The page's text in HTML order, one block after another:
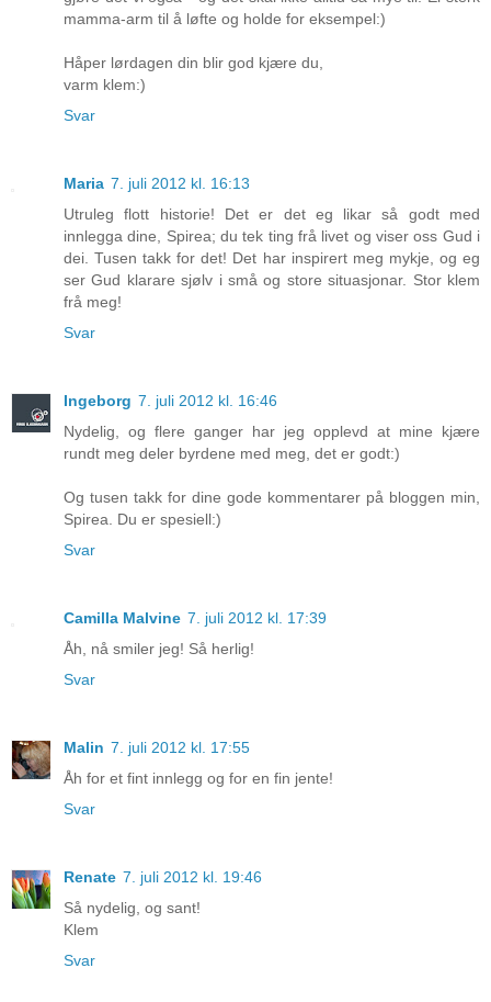
mamma-arm til å løfte og holde for eksempel:)
Håper lørdagen din blir god kjære du,
varm klem:)
Svar
Maria 7. juli 2012 kl. 16:13
Utruleg flott historie! Det er det eg likar så godt med
innlegga dine, Spirea; du tek ting frå livet og viser oss Gud i
dei. Tusen takk for det! Det har inspirert meg mykje, og eg
ser Gud klarare sjølv i små og store situasjonar. Stor klem
frå meg!
Svar
Ingeborg 7. juli 2012 kl. 16:46
Nydelig, og flere ganger har jeg opplevd at mine kjære
rundt meg deler byrdene med meg, det er godt:)
Og tusen takk for dine gode kommentarer på bloggen min,
Spirea. Du er spesiell:)
Svar
Camilla Malvine 7. juli 2012 kl. 17:39
Åh, nå smiler jeg! Så herlig!
Svar
Malin 7. juli 2012 kl. 17:55
Åh for et fint innlegg og for en fin jente!
Svar
Renate 7. juli 2012 kl. 19:46
Så nydelig, og sant!
Klem
Svar